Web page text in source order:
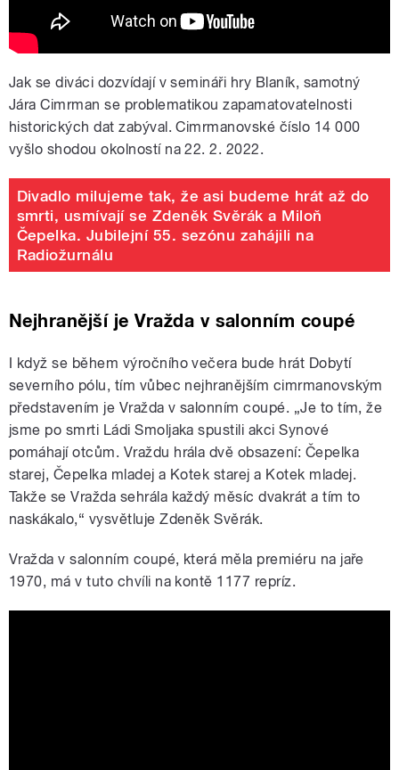
Jak se diváci dozvídají v semináři hry Blaník, samotný
Jára Cimrman se problematikou zapamatovatelnosti
historických dat zabýval. Cimrmanovské číslo 14 000
vyšlo shodou okolností na 22. 2. 2022.
Divadlo milujeme tak, že asi budeme hrát až do
smrti, usmívají se Zdeněk Svěrák a Miloň
Čepelka. Jubilejní 55. sezónu zahájili na
Radiožurnálu
Nejhranější je Vražda v salonním coupé
I když se během výročního večera bude hrát Dobytí
severního pólu, tím vůbec nejhranějším cimrmanovským
představením je Vražda v salonním coupé. „Je to tím, že
jsme po smrti Ládi Smoljaka spustili akci Synové
pomáhají otcům. Vraždu hrála dvě obsazení: Čepelka
starej, Čepelka mladej a Kotek starej a Kotek mladej.
Takže se Vražda sehrála každý měsíc dvakrát a tím to
naskákalo,“ vysvětluje Zdeněk Svěrák.
Vražda v salonním coupé, která měla premiéru na jaře
1970, má v tuto chvíli na kontě 1177 repríz.